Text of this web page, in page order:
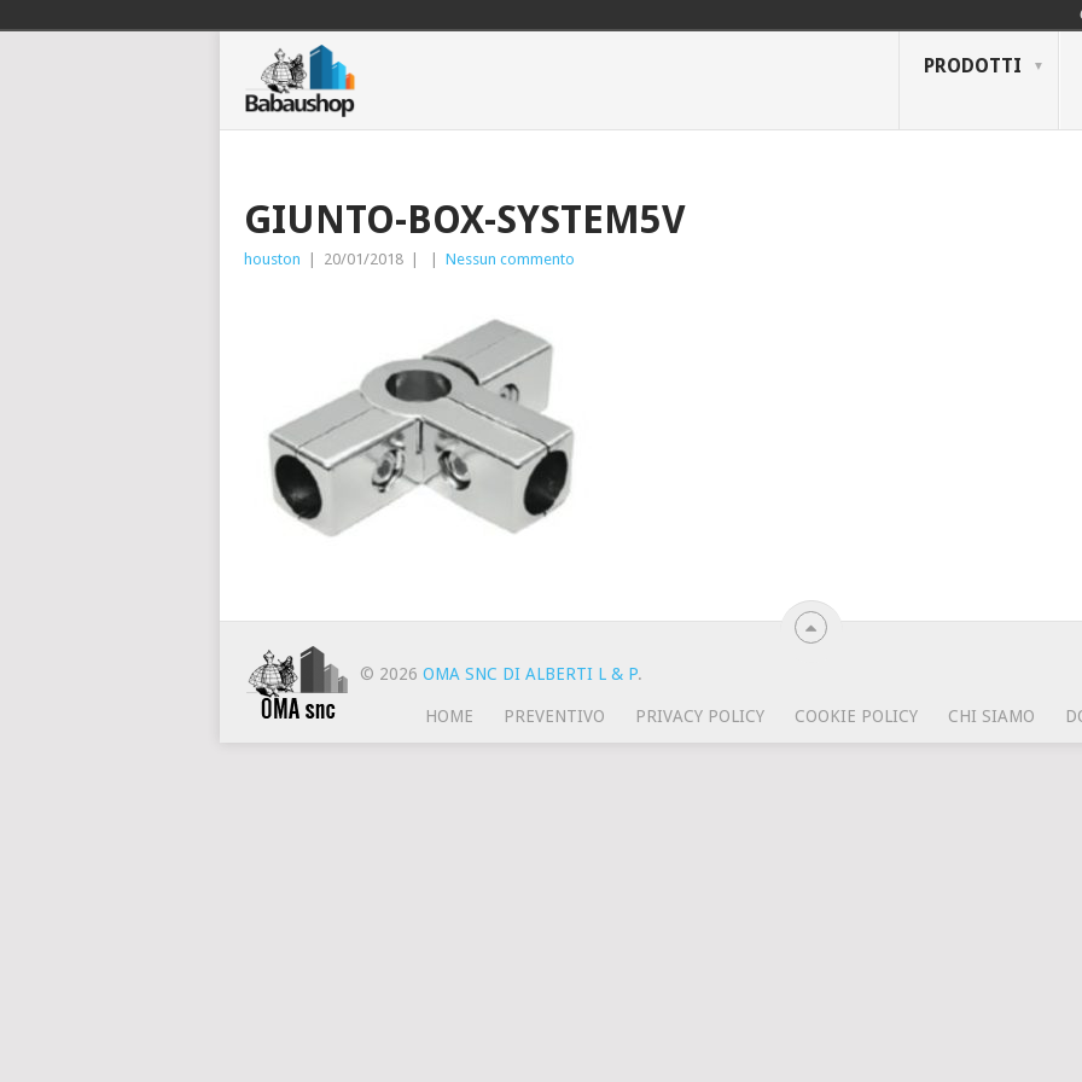
PRODOTTI
GIUNTO-BOX-SYSTEM5V
houston 20/01/2018 Nessun commento
© 2026 OMA SNC DI ALBERTI L & P.
HOME PREVENTIVO PRIVACY POLICY COOKIE POLICY CHI SIAMO